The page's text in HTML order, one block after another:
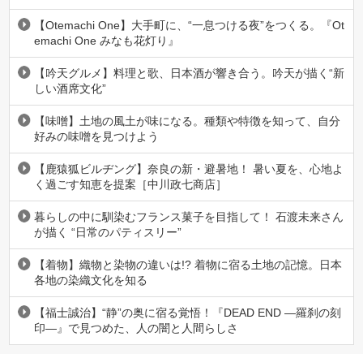
【Otemachi One】大手町に、“一息つける夜”をつくる。『Ot
emachi One みなも花灯り』
【吟天グルメ】料理と歌、日本酒が響き合う。吟天が描く“新
しい酒席文化”
【味噌】土地の風土が味になる。種類や特徴を知って、自分
好みの味噌を見つけよう
【鹿猿狐ビルヂング】奈良の新・避暑地！ 暑い夏を、心地よ
く過ごす知恵を提案［中川政七商店］
暮らしの中に馴染むフランス菓子を目指して！ 石渡未来さん
が描く “日常のパティスリー”
【着物】織物と染物の違いは!? 着物に宿る土地の記憶。日本
各地の染織文化を知る
【福士誠治】“静”の奥に宿る覚悟！『DEAD END ―羅刹の刻
印―』で見つめた、人の闇と人間らしさ